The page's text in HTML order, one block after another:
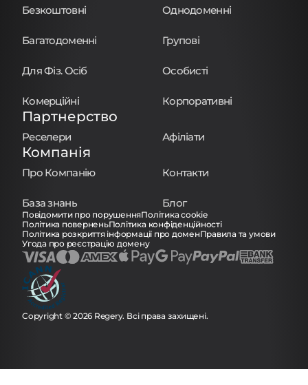
Безкоштовні Однодоменні
Багатодоменні Групові
Для Фіз. Осіб Особисті
Комерційні Корпоративні
Партнерство
Реселери Афіліати
Компанія
Про Компанію Контакти
База знань Блог
Повідомити про порушенняПолітика cookie
Політика поверненьПолітика конфіденційності
Політика розкриття інформації про доменПравила та умови
Угода про реєстрацію домену
Copyright © 2026 Regery. Всі права захищені.